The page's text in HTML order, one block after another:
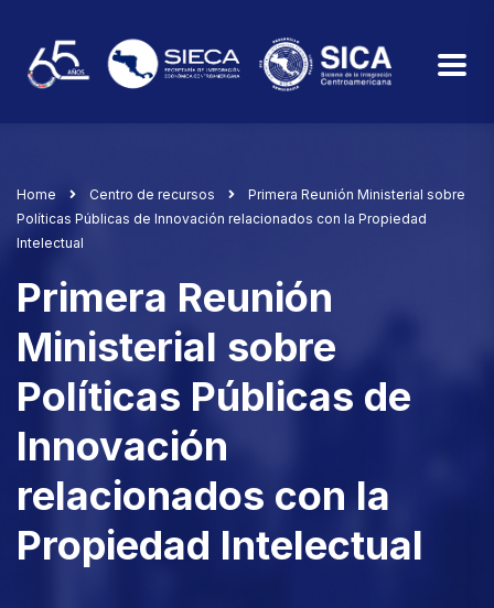
Home Centro de recursos
Primera Reunión Ministerial sobre
Políticas Públicas de Innovación relacionados con la Propiedad
Intelectual
Primera Reunión
Ministerial sobre
Políticas Públicas de
Innovación
relacionados con la
Propiedad Intelectual